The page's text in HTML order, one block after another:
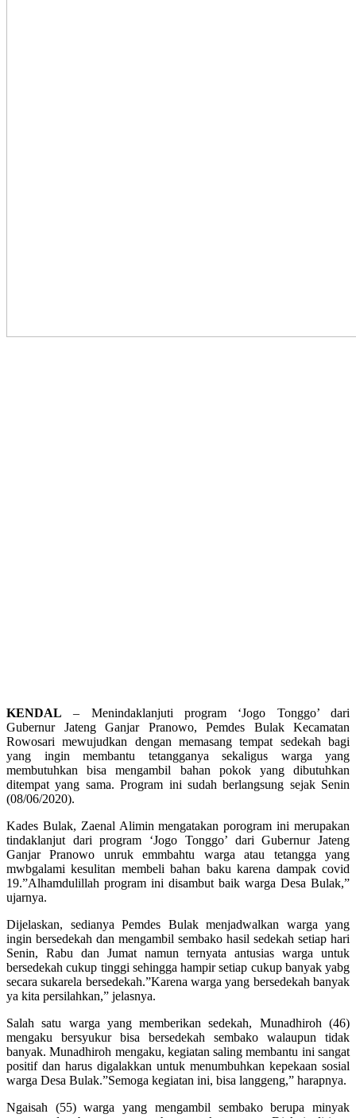
KENDAL – Menindaklanjuti program ‘Jogo Tonggo’ dari
Gubernur Jateng Ganjar Pranowo, Pemdes Bulak Kecamatan
Rowosari mewujudkan dengan memasang tempat sedekah bagi
yang ingin membantu tetangganya sekaligus warga yang
membutuhkan bisa mengambil bahan pokok yang dibutuhkan
ditempat yang sama. Program ini sudah berlangsung sejak Senin
(08/06/2020).
Kades Bulak, Zaenal Alimin mengatakan porogram ini merupakan
tindaklanjut dari program ‘Jogo Tonggo’ dari Gubernur Jateng
Ganjar Pranowo unruk emmbahtu warga atau tetangga yang
mwbgalami kesulitan membeli bahan baku karena dampak covid
19.”Alhamdulillah program ini disambut baik warga Desa Bulak,”
ujarnya.
Dijelaskan, sedianya Pemdes Bulak menjadwalkan warga yang
ingin bersedekah dan mengambil sembako hasil sedekah setiap hari
Senin, Rabu dan Jumat namun ternyata antusias warga untuk
bersedekah cukup tinggi sehingga hampir setiap cukup banyak yabg
secara sukarela bersedekah.”Karena warga yang bersedekah banyak
ya kita persilahkan,” jelasnya.
Salah satu warga yang memberikan sedekah, Munadhiroh (46)
mengaku bersyukur bisa bersedekah sembako walaupun tidak
banyak. Munadhiroh mengaku, kegiatan saling membantu ini sangat
positif dan harus digalakkan untuk menumbuhkan kepekaan sosial
warga Desa Bulak.”Semoga kegiatan ini, bisa langgeng,” harapnya.
Ngaisah (55) warga yang mengambil sembako berupa minyak